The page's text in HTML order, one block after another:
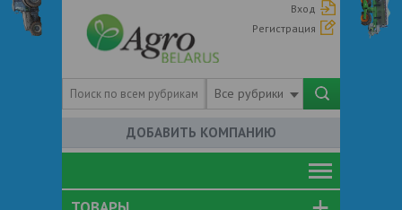
Вход
Регистрация
Все рубрики
ДОБАВИТЬ КОМПАНИЮ